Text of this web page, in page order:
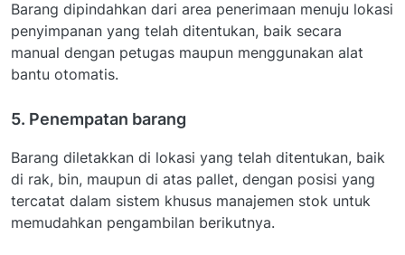
Barang dipindahkan dari area penerimaan menuju lokasi
penyimpanan yang telah ditentukan, baik secara
manual dengan petugas maupun menggunakan alat
bantu otomatis.
5. Penempatan barang
Barang diletakkan di lokasi yang telah ditentukan, baik
di rak, bin, maupun di atas pallet, dengan posisi yang
tercatat dalam sistem khusus manajemen stok untuk
memudahkan pengambilan berikutnya.